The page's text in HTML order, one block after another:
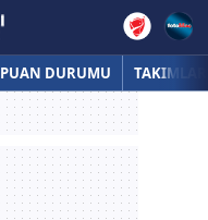
PUAN DURUMU TAKIMLAR